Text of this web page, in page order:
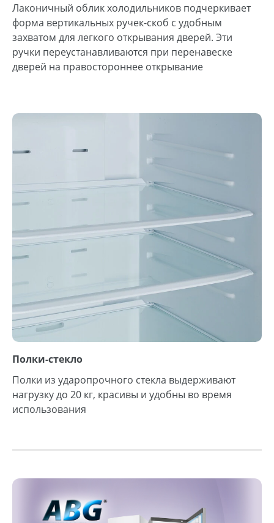
Лаконичный облик холодильников подчеркивает
форма вертикальных ручек-скоб с удобным
захватом для легкого открывания дверей. Эти
ручки переустанавливаются при перенавеске
дверей на правостороннее открывание
Полки-стекло
Полки из ударопрочного стекла выдерживают
нагрузку до 20 кг, красивы и удобны во время
использования